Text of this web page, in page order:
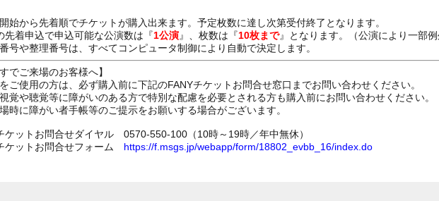
開始から先着順でチケットが購入出来ます。予定枚数に達し次第受付終了となります。
先着申込で申込可能な公演数は『1公演』、枚数は『10枚まで』となります。（公演により一部
番号や整理番号は、すべてコンピュータ制御により自動で決定します。
すでご来場のお客様へ】
ご使用の方は、必ず購入前に下記のFANYチケットお問合せ窓口までお問い合わせください。
覚や聴覚等に障がいのある方で特別な配慮を必要とされる方も購入前にお問い合わせください。
時に障がい者手帳等のご提示をお願いする場合がございます。
ケットお問合せダイヤル 0570-550-100（10時～19時／年中無休）
ケットお問合せフォーム https://f.msgs.jp/webapp/form/18802_evbb_16/index.do